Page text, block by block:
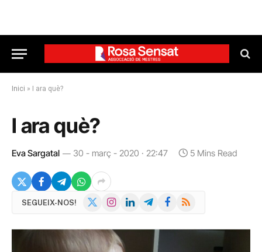
Inici » I ara què?
I ara què?
Eva Sargatal 30 - març - 2020 · 22:47 5 Mins Read
SEGUEIX-NOS!
X
InstagramLinkedInTelegramFacebook
RSS